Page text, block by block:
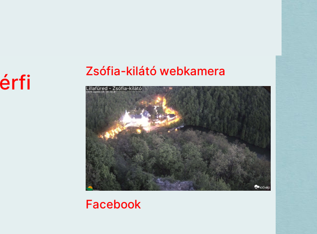
Zsófia-kilátó webkamera
Facebook